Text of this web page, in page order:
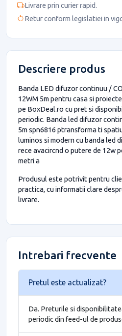
Livrare prin curier rapid.
Retur conform legislatiei in
Descriere produs
Banda LED difuzor continuu /
12WM 5m pentru casa si
pe BoxDeal.ro cu pret si
periodic. Banda led difuzor
5m spn6816 ptransforma ti
luminos si modern cu banda led
rece avacircnd o putere de 12w
metri a
Produsul este potrivit pentru
practica, cu informatii clare
livrare.
Intrebari frecvente
Pretul este actualizat?
Da. Preturile si
periodic din feed-ul de